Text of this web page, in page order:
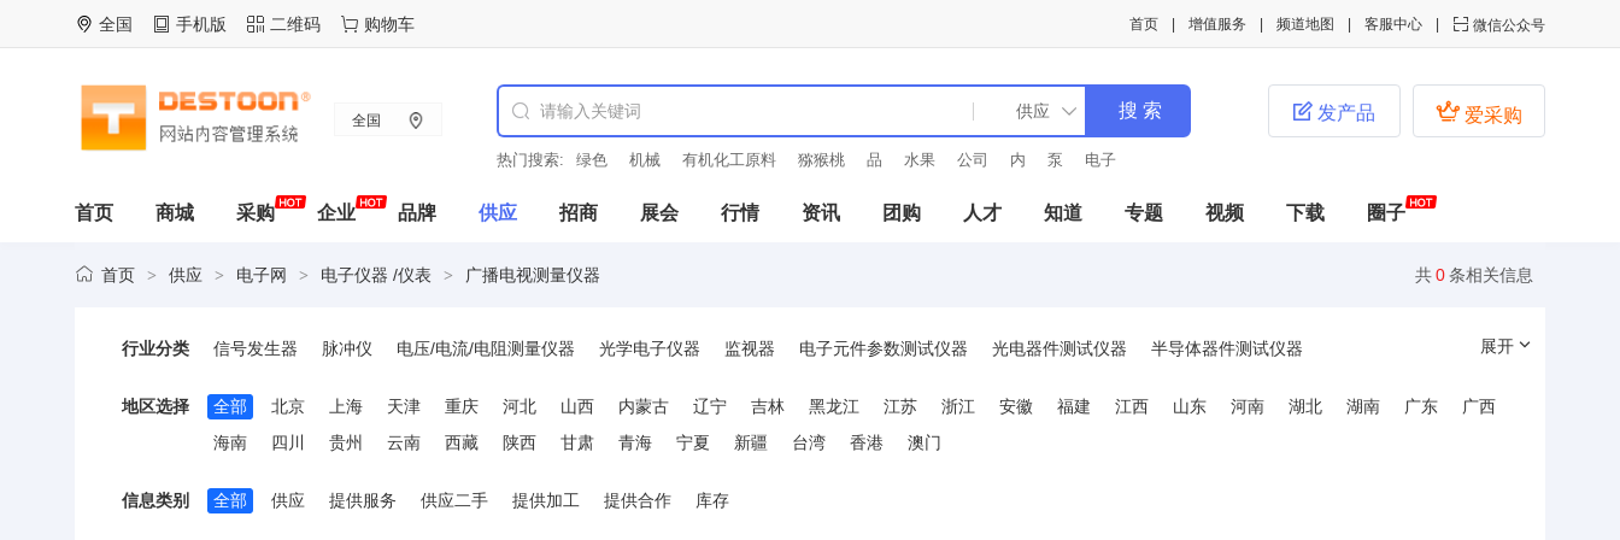
全国 手机版 二维码 购物车  微信公众号
客服中心
频道地图
增值服务
首页
全国
热门搜索: 绿色 机械 有机化工原料 猕猴桃 品 水果 公司 内 泵 电子
 爱采购
 发产品
首页 商城 采购 企业 品牌 供应 招商 展会 行情 资讯 团购 人才 知道 专题 视频 下载 圈子
共0条相关信息
首页 > 供应 > 电子网 > 电子仪器 /仪表 > 广播电视测量仪器
行业分类 信号发生器 脉冲仪 电压/电流/电阻测量仪器 光学电子仪器 监视器 电子元件参数测试仪器 光电器件测试仪器
半导体器件测试仪器
广播电视测量仪器
声振测量仪器 动态分析仪器 电导率仪 水工业水质检测及分析仪器 万用表 电表 水表 煤气表 收费表
流量测量仪表
液位测量仪表
温度测量仪表 在线检测及控制仪表等 器件参数测试仪器 半导体器件图示仪
展开
地区选择 全部 北京 上海 天津 重庆 河北 山西 内蒙古 辽宁 吉林 黑龙江 江苏 浙江 安徽 福建 江西 山东 河南 湖北 湖南 广东
广西
海南
四川 贵州 云南 西藏 陕西 甘肃 青海 宁夏 新疆 台湾 香港 澳门
信息类别 全部 供应 提供服务 供应二手 提供加工 提供合作 库存